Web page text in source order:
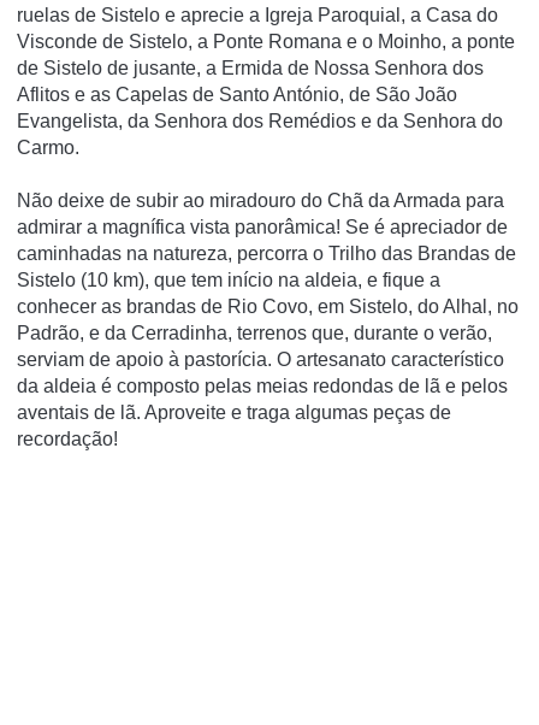
ruelas de Sistelo e aprecie a Igreja Paroquial, a Casa do
Visconde de Sistelo, a Ponte Romana e o Moinho, a ponte
de Sistelo de jusante, a Ermida de Nossa Senhora dos
Aflitos e as Capelas de Santo António, de São João
Evangelista, da Senhora dos Remédios e da Senhora do
Carmo.
Não deixe de subir ao miradouro do Chã da Armada para
admirar a magnífica vista panorâmica! Se é apreciador de
caminhadas na natureza, percorra o Trilho das Brandas de
Sistelo (10 km), que tem início na aldeia, e fique a
conhecer as brandas de Rio Covo, em Sistelo, do Alhal, no
Padrão, e da Cerradinha, terrenos que, durante o verão,
serviam de apoio à pastorícia. O artesanato característico
da aldeia é composto pelas meias redondas de lã e pelos
aventais de lã. Aproveite e traga algumas peças de
recordação!